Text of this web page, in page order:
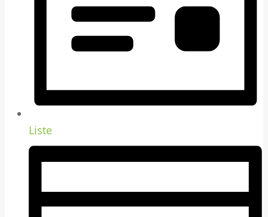
Liste